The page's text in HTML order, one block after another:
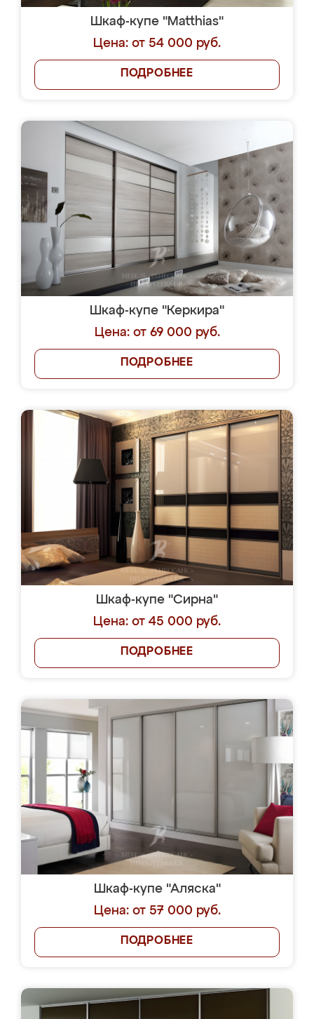
Шкаф-купе "Matthias"
Цена: от 54 000 руб.
ПОДРОБНЕЕ
Шкаф-купе "Керкира"
Цена: от 69 000 руб.
ПОДРОБНЕЕ
Шкаф-купе "Сирна"
Цена: от 45 000 руб.
ПОДРОБНЕЕ
Шкаф-купе "Аляска"
Цена: от 57 000 руб.
ПОДРОБНЕЕ